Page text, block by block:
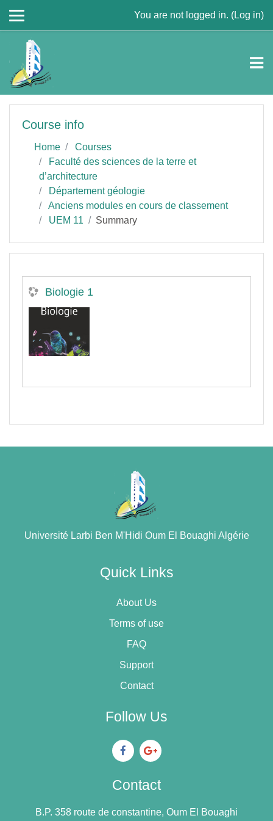
You are not logged in. (Log in)
Course info
Home
Courses
Faculté des sciences de la terre et
d’architecture
Département géologie
Anciens modules en cours de classement
UEM 11
Summary
Biologie 1
Université Larbi Ben M'Hidi Oum El Bouaghi Algérie
Quick Links
About Us
Terms of use
FAQ
Support
Contact
Follow Us
Contact
B.P. 358 route de constantine, Oum El Bouaghi